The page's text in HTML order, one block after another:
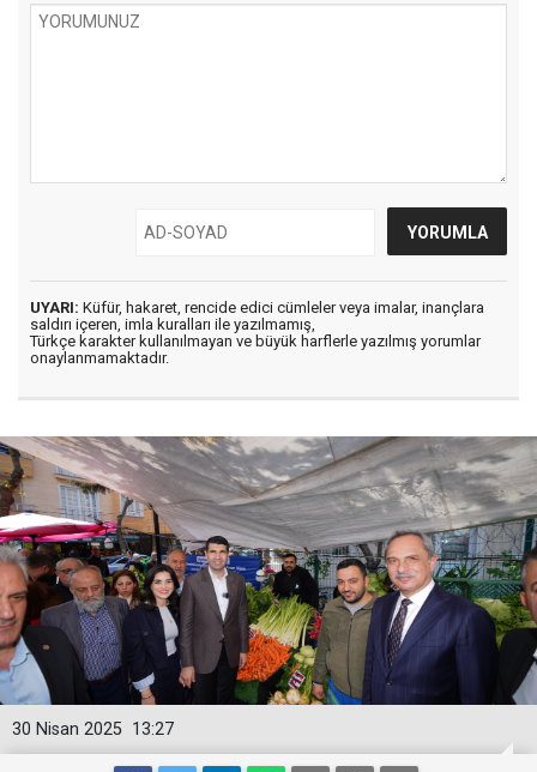
UYARI: Küfür, hakaret, rencide edici cümleler veya imalar, inançlara
saldırı içeren, imla kuralları ile yazılmamış,
Türkçe karakter kullanılmayan ve büyük harflerle yazılmış yorumlar
onaylanmamaktadır.
13:27
30 Nisan 2025